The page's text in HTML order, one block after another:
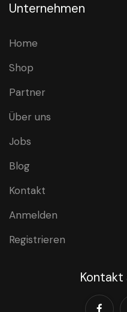
Unternehmen
Home
Shop
Partner
Über uns
Jobs
Blog
Kontakt
Anmelden
Registrieren
Kontakt